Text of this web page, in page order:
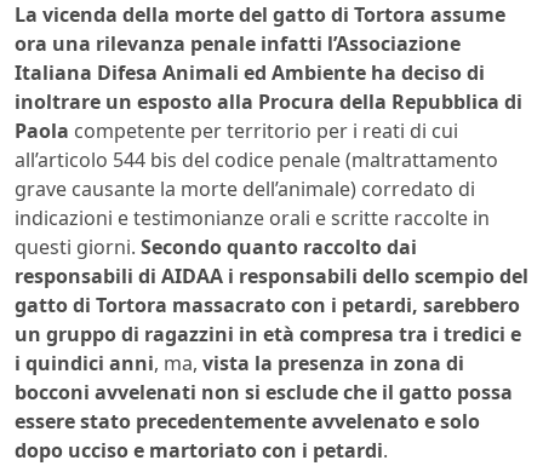
La vicenda della morte del gatto di Tortora assume
ora una rilevanza penale infatti l’Associazione
Italiana Difesa Animali ed Ambiente ha deciso di
inoltrare un esposto alla Procura della Repubblica di
Paola competente per territorio per i reati di cui
all’articolo 544 bis del codice penale (maltrattamento
grave causante la morte dell’animale) corredato di
indicazioni e testimonianze orali e scritte raccolte in
questi giorni. Secondo quanto raccolto dai
responsabili di AIDAA i responsabili dello scempio del
gatto di Tortora massacrato con i petardi, sarebbero
un gruppo di ragazzini in età compresa tra i tredici e
i quindici anni, ma, vista la presenza in zona di
bocconi avvelenati non si esclude che il gatto possa
essere stato precedentemente avvelenato e solo
dopo ucciso e martoriato con i petardi.